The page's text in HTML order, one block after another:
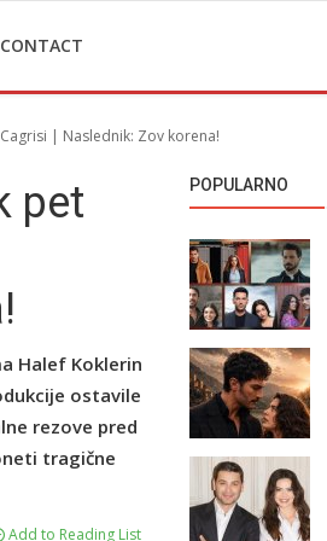
CONTACT
Cagrisi | Naslednik: Zov korena!
pet
Halef Koklerin
ostavile
rezove pred
tragične
Add to Reading List
POPULARNO